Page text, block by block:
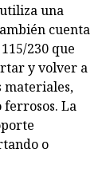
una
cuenta
230 que
y volver a
materiales,
ferrosos. La
o